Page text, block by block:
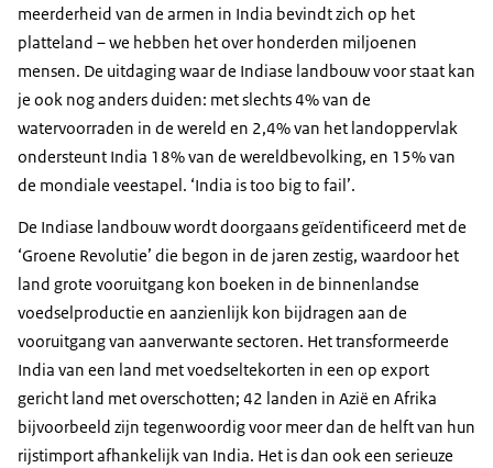
meerderheid van de armen in India bevindt zich op het
platteland – we hebben het over honderden miljoenen
mensen. De uitdaging waar de Indiase landbouw voor staat kan
je ook nog anders duiden: met slechts 4% van de
watervoorraden in de wereld en 2,4% van het landoppervlak
ondersteunt India 18% van de wereldbevolking, en 15% van
de mondiale veestapel. ‘India is too big to fail’.
De Indiase landbouw wordt doorgaans geïdentificeerd met de
‘Groene Revolutie’ die begon in de jaren zestig, waardoor het
land grote vooruitgang kon boeken in de binnenlandse
voedselproductie en aanzienlijk kon bijdragen aan de
vooruitgang van aanverwante sectoren. Het transformeerde
India van een land met voedseltekorten in een op export
gericht land met overschotten; 42 landen in Azië en Afrika
bijvoorbeeld zijn tegenwoordig voor meer dan de helft van hun
rijstimport afhankelijk van India. Het is dan ook een serieuze